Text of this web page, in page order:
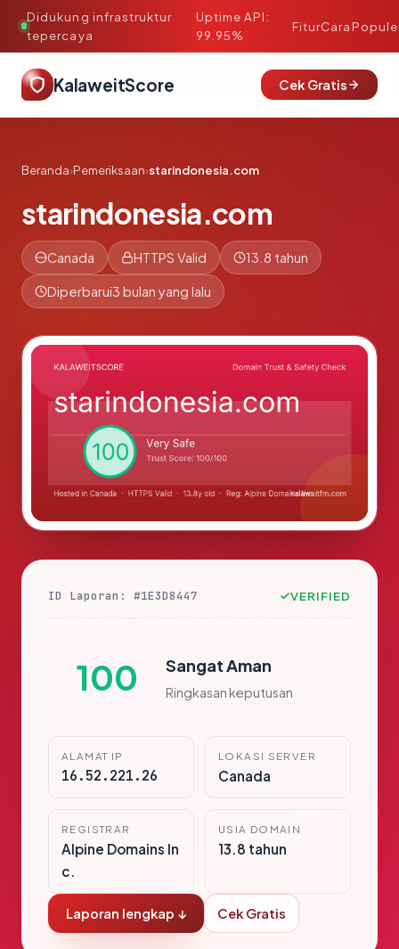
Didukung infrastruktur
tepercaya
·
Uptime API:
99.95%
FiturCara
KalaweitScore Cek Gratis
Beranda›Pemeriksaan›starindonesia.com
starindonesia.com
Canada HTTPS Valid 13.8 tahun
Diperbarui3 bulan yang lalu
ID Laporan: #1E3D8447 VERIFIED
100 Sangat Aman
Ringkasan keputusan
ALAMAT IP
16.52.221.26
LOKASI SERVER
Canada
REGISTRAR
Alpine Domains In
c.
USIA DOMAIN
13.8 tahun
Laporan lengkap ↓ Cek Gratis